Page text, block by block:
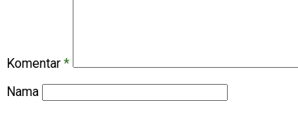
Komentar *
Nama